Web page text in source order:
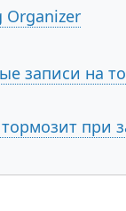
записи на
при